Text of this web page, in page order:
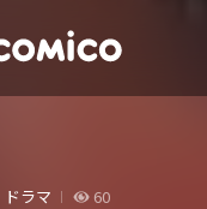
ドラマ 60